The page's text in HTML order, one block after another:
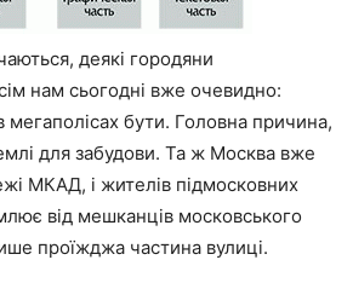
деякі городяни
нам сьогодні вже очевидно:
мегаполісах бути. Головна причина,
для забудови. Та ж Москва вже
МКАД, і жителів підмосковних
від мешканців московського
проїжджа частина вулиці.